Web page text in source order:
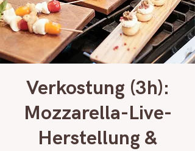
Verkostung (3h):
Mozzarella-Live-
Herstellung &